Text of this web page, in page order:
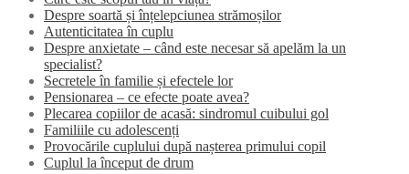
Despre soartă și înțelepciunea strămoșilor
Autenticitatea în cuplu
Despre anxietate – când este necesar să apelăm la un
specialist?
Secretele în familie și efectele lor
Pensionarea – ce efecte poate avea?
Plecarea copiilor de acasă: sindromul cuibului gol
Familiile cu adolescenți
Provocările cuplului după nașterea primului copil
Cuplul la început de drum